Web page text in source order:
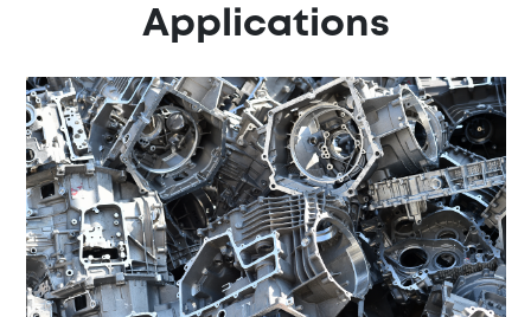
Applications